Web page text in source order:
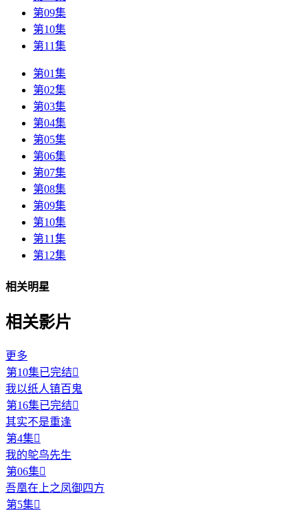
第09集
第10集
第11集
第01集
第02集
第03集
第04集
第05集
第06集
第07集
第08集
第09集
第10集
第11集
第12集
相关明星
相关影片
更多
第10集已完结
我以纸人镇百鬼
第16集已完结
其实不是重逢
第4集
我的鸵鸟先生
第06集
吾凰在上之凤御四方
第5集